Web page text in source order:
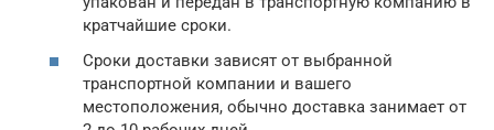
кратчайшие сроки.
Сроки доставки зависят от выбранной
транспортной компании и вашего
местоположения, обычно доставка занимает от